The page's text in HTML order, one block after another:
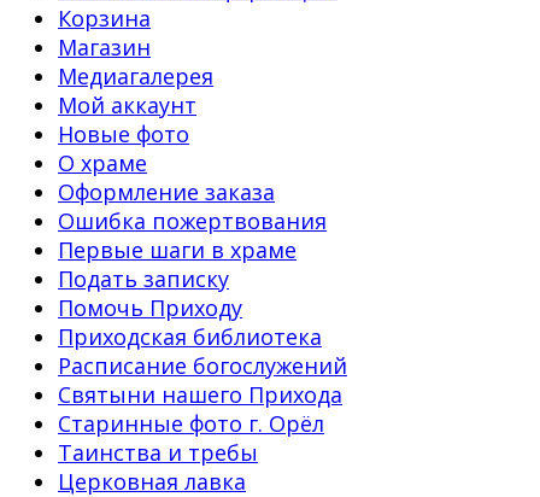
Корзина
Магазин
Медиагалерея
Мой аккаунт
Новые фото
О храме
Оформление заказа
Ошибка пожертвования
Первые шаги в храме
Подать записку
Помочь Приходу
Приходская библиотека
Расписание богослужений
Святыни нашего Прихода
Старинные фото г. Орёл
Таинства и требы
Церковная лавка